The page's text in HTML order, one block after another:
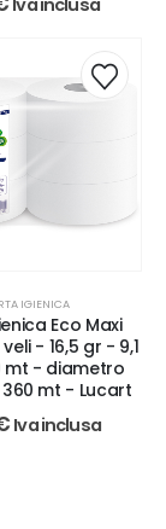
Iva inclusa
IGIENICA
Eco Maxi
- 16,5 gr - 9,1
mt - diametro
mt - Lucart
Iva inclusa